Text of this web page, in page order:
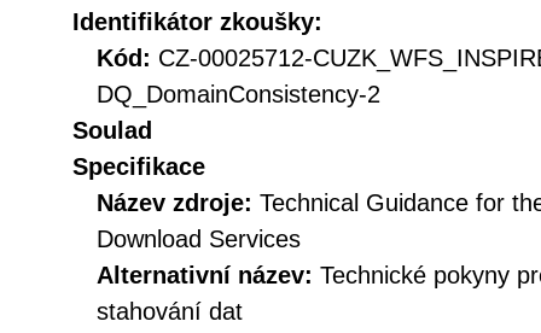
Identifikátor zkoušky:
Kód: CZ-00025712-
DQ_DomainConsistency-2
Soulad
Specifikace
Název zdroje: Technical Guidance for
Download Services
Alternativní název: Technické pokyny
stahování dat